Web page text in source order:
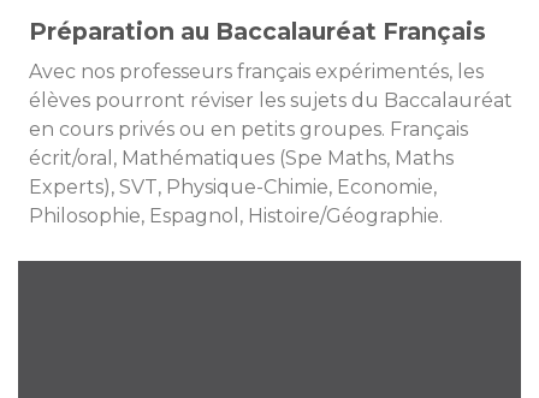
Préparation au Baccalauréat Français
Avec nos professeurs français expérimentés, les
élèves pourront réviser les sujets du Baccalauréat
en cours privés ou en petits groupes. Français
écrit/oral, Mathématiques (Spe Maths, Maths
Experts), SVT, Physique-Chimie, Economie,
Philosophie, Espagnol, Histoire/Géographie.